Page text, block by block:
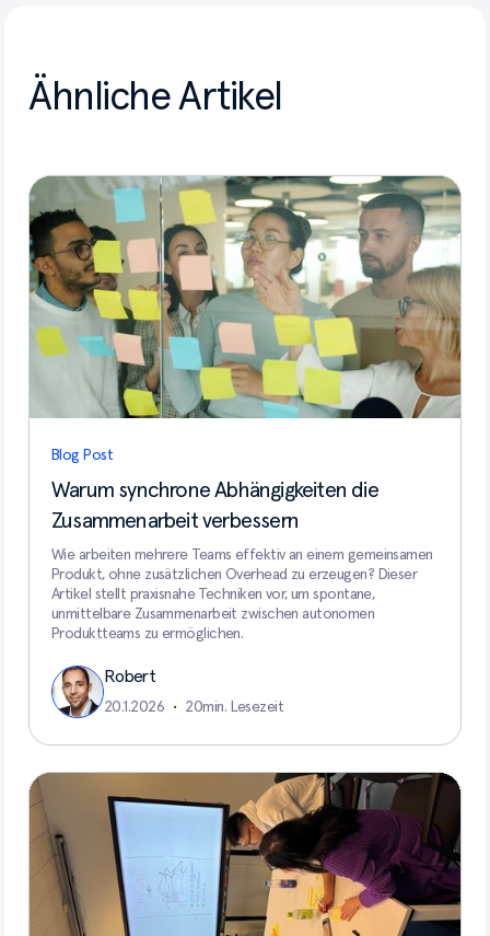
Ähnliche Artikel
Blog Post
Warum synchrone Abhängigkeiten die
Zusammenarbeit verbessern
Wie arbeiten mehrere Teams effektiv an einem gemeinsamen
Produkt, ohne zusätzlichen Overhead zu erzeugen? Dieser
Artikel stellt praxisnahe Techniken vor, um spontane,
unmittelbare Zusammenarbeit zwischen autonomen
Produktteams zu ermöglichen.
Robert
20.1.2026 • 20min. Lesezeit